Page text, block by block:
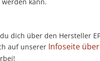
dich über den Her­steller
auf unser­er Info­s­eite